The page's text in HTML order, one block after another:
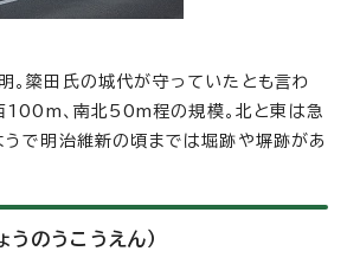
。簗田氏の城代が守っていたとも言わ
100m、南北50m程の規模。北と東は急
うで明治維新の頃までは堀跡や塀跡があ
のうこうえん）